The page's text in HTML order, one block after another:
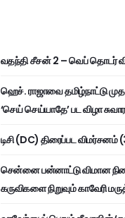
வதந்தி சீசன் 2 – வெப் தொடர்
ஹெச். ராஜாவை தமிழ்நாட்டு
‘செய் செய்யாதே’ பட விழா
டிசி (DC) திரைப்பட விமர்சனம்
சென்னை பன்னாட்டு விமான
கருவிகளை நிறுவும் காவேரி